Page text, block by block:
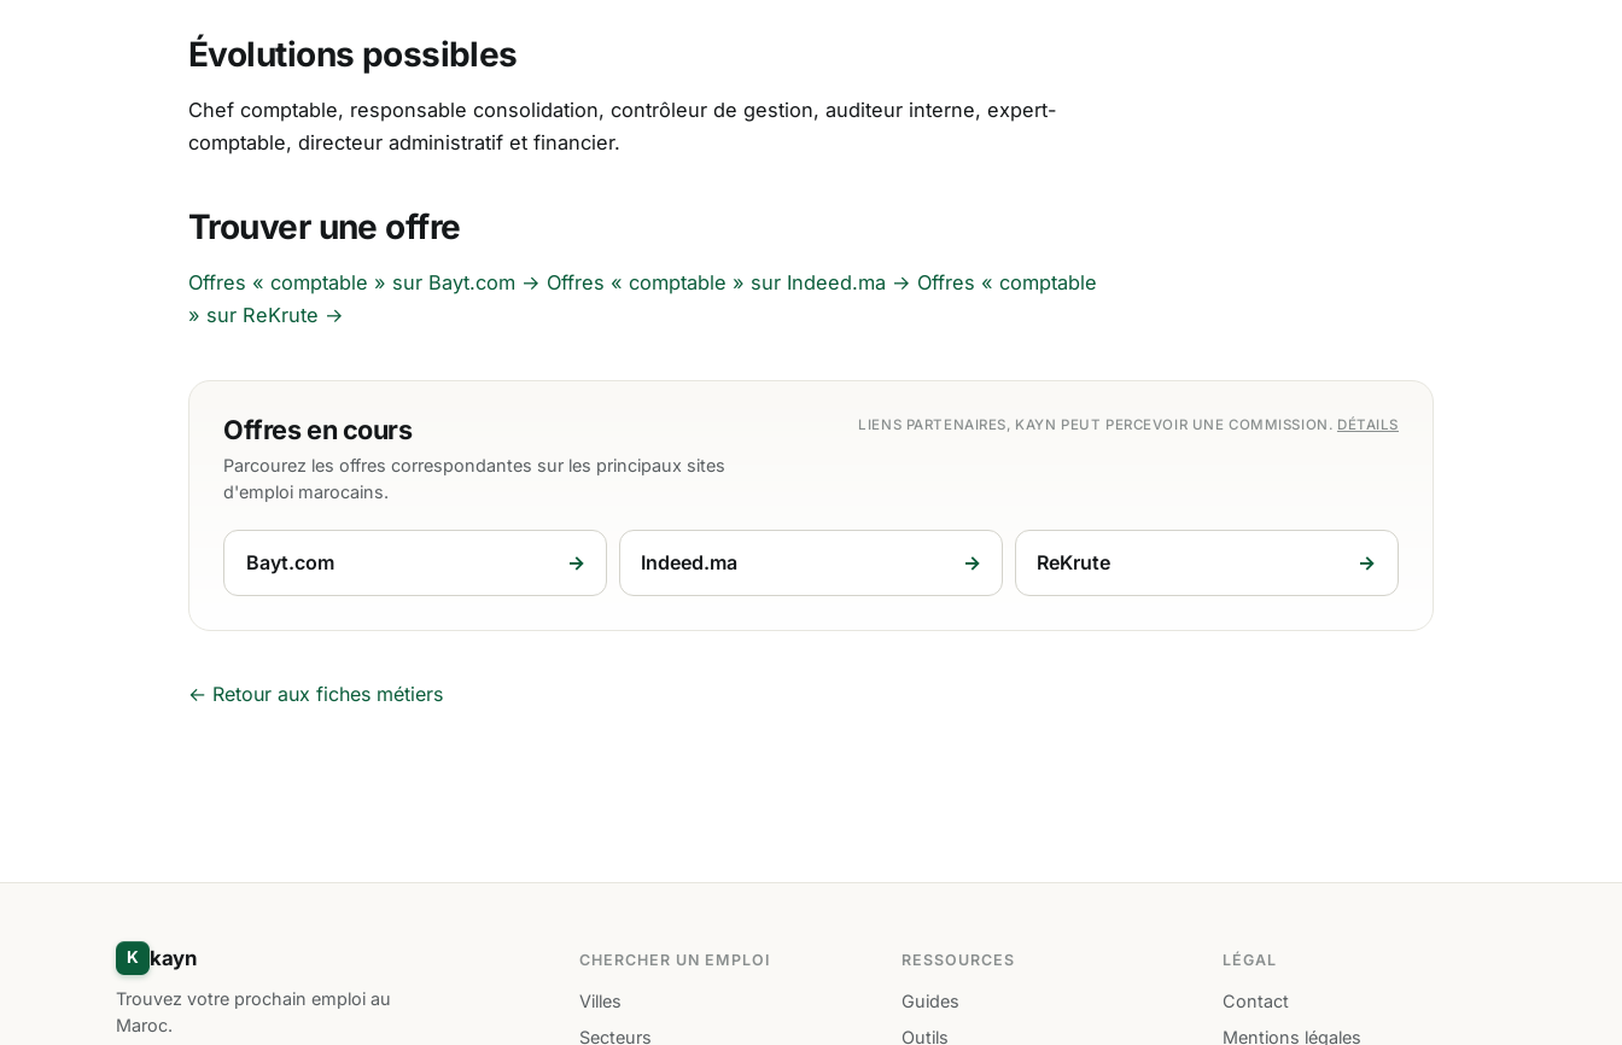
Évolutions possibles
Chef comptable, responsable consolidation, contrôleur de gestion, auditeur interne, expert-
comptable, directeur administratif et financier.
Trouver une offre
Offres « comptable » sur Bayt.com → Offres « comptable » sur Indeed.ma → Offres « comptable
» sur ReKrute →
Offres en cours
Parcourez les offres correspondantes sur les principaux sites
d'emploi marocains.
LIENS PARTENAIRES, KAYN PEUT PERCEVOIR UNE COMMISSION. DÉTAILS
Bayt.com → Indeed.ma → ReKrute →
← Retour aux fiches métiers
K kayn
Trouvez votre prochain emploi au
Maroc.
CHERCHER UN EMPLOI
Villes
Secteurs
RESSOURCES
Guides
Outils
LÉGAL
Contact
Mentions légales